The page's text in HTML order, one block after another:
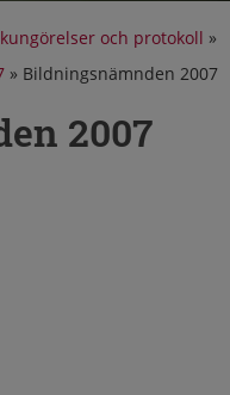
och protokoll »
» Bildningsnämnden 2007
2007